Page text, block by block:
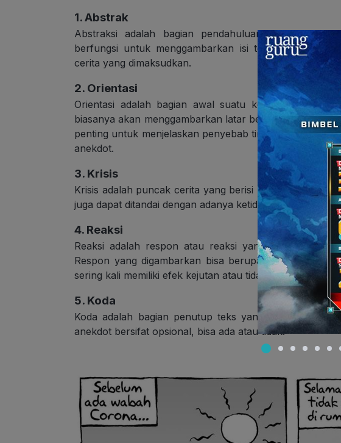
1. Abstrak
Abstraksi adalah bagian pendahuluan atau bagian
berfungsi untuk menggambarkan isi teks secara
cerita yang dimaksudkan.
2. Orientasi
Orientasi adalah bagian awal suatu kejadian atau
biasanya akan menggambarkan latar belakang peristiwa
penting untuk menjelaskan penyebab timbulnya krisis,
anekdot.
3. Krisis
Krisis adalah puncak cerita yang berisi konflik atau
juga dapat ditandai dengan adanya ketidakpuasan atau
4. Reaksi
Reaksi adalah respon atau reaksi yang dilakukan oleh
Respon yang digambarkan bisa berupa sikap mencela
sering kali memiliki efek kejutan atau tidak terduga.
5. Koda
Koda adalah bagian penutup teks yang berisi amanat
anekdot bersifat opsional, bisa ada atau tidak.